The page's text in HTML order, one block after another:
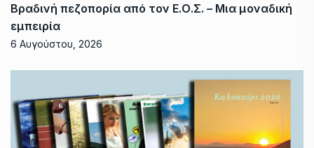
Βραδινή πεζοπορία από τον Ε.Ο.Σ. – Μια μοναδική
εμπειρία
6 Αυγούστου, 2026